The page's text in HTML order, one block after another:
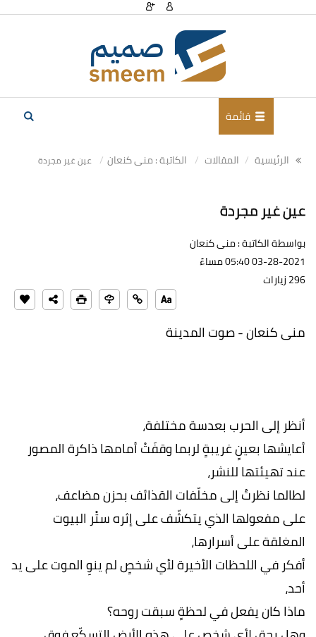
قائمة
الرئيسية المقالات الكاتبة : منى كنعان عين غير مجردة
عين غير مجردة
بواسطة الكاتبة : منى كنعان
03-28-2021 05:40 مساءً
296 زيارات
منى كنعان - صوت المدينة
أنظر إلى الحرب بعدسة مختلفة،
أعايشها بعينٍ غريبةٍ لربما وقفَتْ أمامها ذاكرة المصور
عند تهيئتها للنشر،
لطالما نظرتُ إلى مخلّفات القذائف بحزن مضاعف،
على مفعولها الذي يتكشّف على إثره ستْر البيوت
المغلقة على أسرارها،
أفكر في اللحظات الأخيرة لأي شخصٍ لم ينوِ الموت على يد
أحد،
ماذا كان يفعل في لحظةٍ سبقت روحه؟